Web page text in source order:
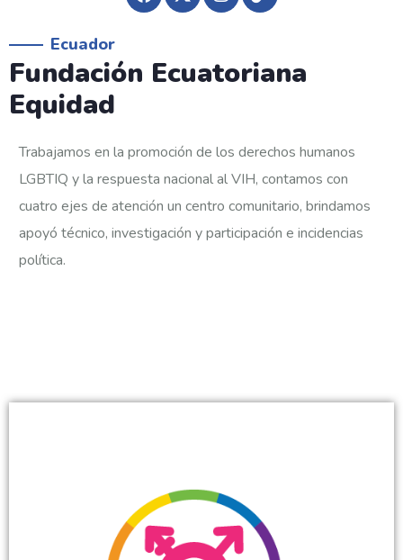
Ecuador
Fundación Ecuatoriana
Equidad
Trabajamos en la promoción de los derechos humanos
LGBTIQ y la respuesta nacional al VIH, contamos con
cuatro ejes de atención un centro comunitario, brindamos
apoyó técnico, investigación y participación e incidencias
política.